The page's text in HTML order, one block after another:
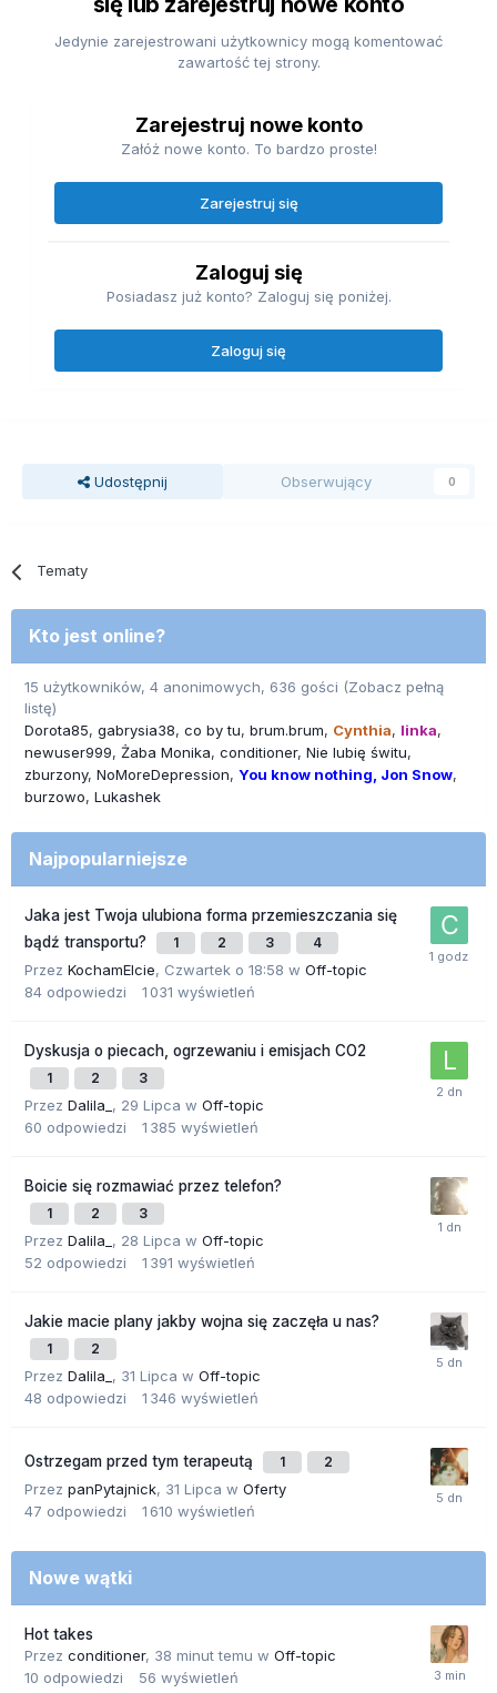
Jedynie zarejestrowani użytkownicy mogą komentować
zawartość tej strony.
Zarejestruj nowe konto
Załóż nowe konto. To bardzo proste!
Zarejestruj się
Zaloguj się
Posiadasz już konto? Zaloguj się poniżej.
Zaloguj się
Udostępnij Obserwujący 0
Tematy
Kto jest online?
15 użytkowników, 4 anonimowych, 636 gości (Zobacz pełną
listę)
Dorota85 gabrysia38 co by tu brum.brum Cynthia
linka
newuser999 Żaba Monika conditioner Nie lubię świtu
zburzony NoMoreDepression You know nothing, Jon Snow
burzowo Lukashek
Najpopularniejsze
Jaka jest Twoja ulubiona forma przemieszczania się
bądź transportu?
1 2 3 4
Przez KochamElcie, Czwartek o 18:58 w Off-topic
84 odpowiedzi 1 031 wyświetleń
Dyskusja o piecach, ogrzewaniu i emisjach CO2
1 2 3
Przez Dalila_ , 29 Lipca w Off-topic
60 odpowiedzi 1 385 wyświetleń
Boicie się rozmawiać przez telefon?
1 2 3
Przez Dalila_ , 28 Lipca w Off-topic
52 odpowiedzi 1 391 wyświetleń
Jakie macie plany jakby wojna się zaczęła u nas?
1 2
Przez Dalila_ , 31 Lipca w Off-topic
48 odpowiedzi 1 346 wyświetleń
Ostrzegam przed tym terapeutą 1 2
Przez panPytajnick, 31 Lipca w Oferty
47 odpowiedzi 1 610 wyświetleń
Nowe wątki
Hot takes
Przez conditioner, 38 minut temu w Off-topic
10 odpowiedzi 56 wyświetleń